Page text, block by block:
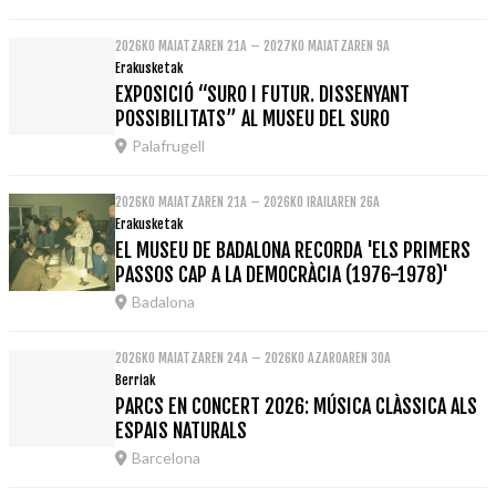
2026KO MAIATZAREN 21A – 2027KO MAIATZAREN 9A
Erakusketak
EXPOSICIÓ “SURO I FUTUR. DISSENYANT
POSSIBILITATS” AL MUSEU DEL SURO
Palafrugell
2026KO MAIATZAREN 21A – 2026KO IRAILAREN 26A
Erakusketak
EL MUSEU DE BADALONA RECORDA 'ELS PRIMERS
PASSOS CAP A LA DEMOCRÀCIA (1976-1978)'
Badalona
2026KO MAIATZAREN 24A – 2026KO AZAROAREN 30A
Berriak
PARCS EN CONCERT 2026: MÚSICA CLÀSSICA ALS
ESPAIS NATURALS
Barcelona